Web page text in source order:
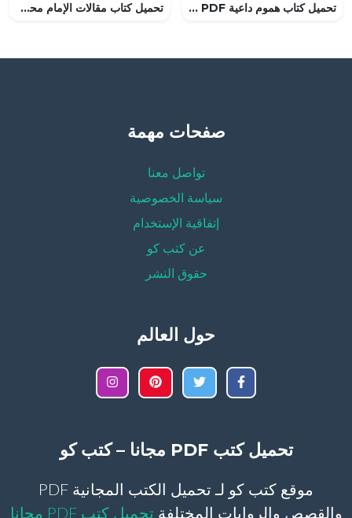
تحميل كتاب هموم داعية PDF تأليف محمد الغزالي مجانا [كامل] تحميل كتاب مقالات الإمام محمد الغزالي في مجلة الوعي الإسلامي PDF تأليف محمد الغزالي مجانا [كامل]
صفحات مهمة
تواصل معنا
سياسة الخصوصية
إتفاقية الإستخدام
عن كتب كو
حقوق النشر
حول العالم
تحميل كتب PDF مجانا – كتب كو
موقع كتب كو لـ تحميل الكتب المجانية PDF
والقصص والروايات المختلفة
تحميل كتب PDF مجانا